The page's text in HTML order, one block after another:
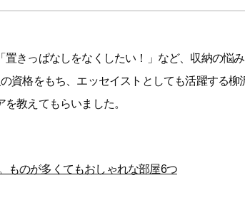
きっぱなしをなくしたい！」など、収納の悩
資格をもち、エッセイストとしても活躍する柳
教えてもらいました。
ものが多くてもおしゃれな部屋6つ